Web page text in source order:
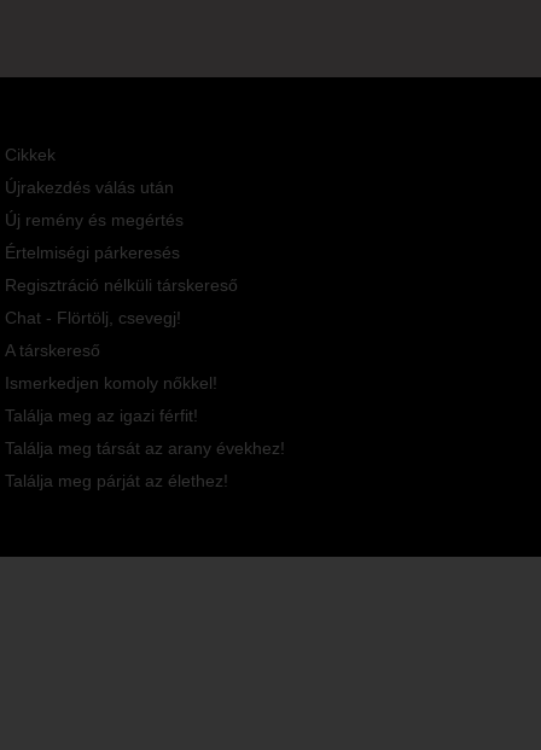
Cikkek
Újrakezdés válás után
Új remény és megértés
Értelmiségi párkeresés
Regisztráció nélküli társkereső
Chat - Flörtölj, csevegj!
A társkereső
Ismerkedjen komoly nőkkel!
Találja meg az igazi férfit!
Találja meg társát az arany évekhez!
Találja meg párját az élethez!